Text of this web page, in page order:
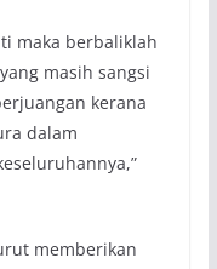
maka berbaliklah
masih sangsi
kerana
dalam
memberikan